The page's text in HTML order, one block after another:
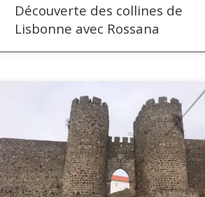
Découverte des collines de
Lisbonne avec Rossana